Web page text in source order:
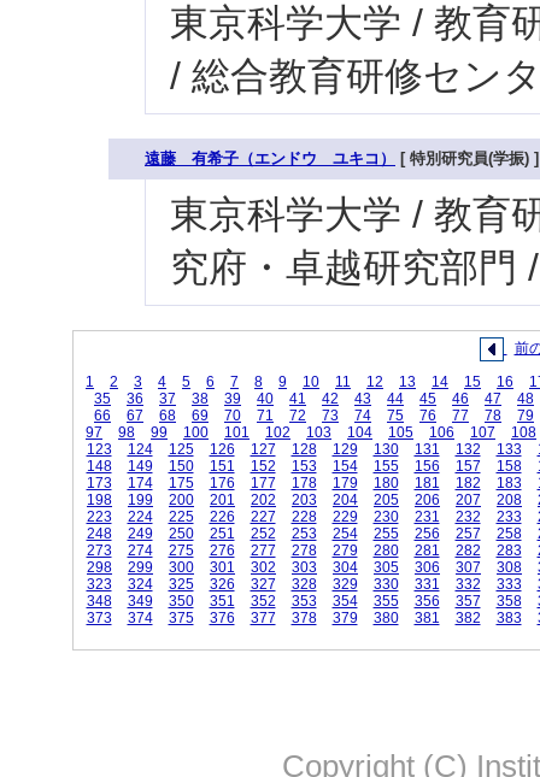
東京科学大学 / 教育
/ 総合教育研修セン
遠藤 有希子（エンドウ ユキコ） [ 特別研究員(学振) ]
東京科学大学 / 教育
究府・卓越研究部門
前
1
2 3 4 5 6 7 8 9 10 11 12 13 14 15 16
35
36 37 38 39 40 41 42 43 44 45 46 47
48
66
67 68 69 70 71 72 73 74 75 76 77 78
79
97
98 99 100 101 102 103 104 105 106 107
108
123
124 125 126 127 128 129 130 131 132 133
148
149 150 151 152 153 154 155 156 157 158
173
174 175 176 177 178 179 180 181 182 183
198
199 200 201 202 203 204 205 206 207 208
223
224 225 226 227 228 229 230 231 232 233
248
249 250 251 252 253 254 255 256 257 258
273
274 275 276 277 278 279 280 281 282 283
298
299 300 301 302 303 304 305 306 307 308
323
324 325 326 327 328 329 330 331 332 333
348
349 350 351 352 353 354 355 356 357 358
373
374 375 376 377 378 379 380 381 382 383
Copyright (C)